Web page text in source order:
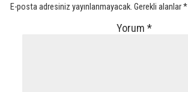
E-posta adresiniz yayınlanmayacak. Gerekli alanlar*
Yorum*